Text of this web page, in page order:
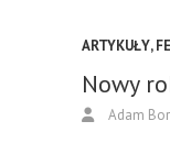
ARTYKUŁY,
Nowy
Adam